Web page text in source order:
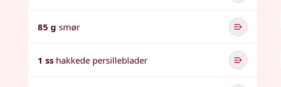
85 g smør
1 ss hakkede persilleblader